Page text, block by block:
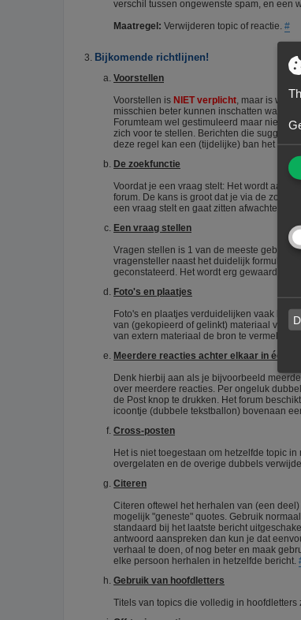
verschil tussen ongewenste spam, en een
Maatregel: Verwijderen topic of reactie. #
Bijkomende richtlijnen!
Voorstellen
Voorstellen is NIET verplicht , maar is wel
misschien beter kunnen inschatten wat je
Forumteam wel gestimuleerd maar niet
zich voor te stellen. Berichten die
deze regel kan een (tijdelijke) ban het
De zoekfunctie
Voordat je een vraag stelt: Het wordt
forum. De kans is groot dat je via de
een vraag stelt en gaat zitten afwachten
Een vraag stellen
Vragen stellen is 1 van de meeste
vragensteller naast het duidelijk
geconstateerd. Het wordt erg gewaardeerd
Foto's en plaatjes
Foto's en plaatjes verduidelijken vaak het
van (gekopieerd of gelinkt) materiaal van
van extern materiaal de bron te vermelden.
Meerdere reacties achter elkaar in één
Denk hierbij aan als je bijvoorbeeld
over meerdere reacties. Per ongeluk
de Post knop te drukken. Het forum
icoontje (dubbele tekstballon) bovenaan
Cross-posten
Het is niet toegestaan om hetzelfde topic
overgelaten en de overige dubbels
Citeren
Citeren oftewel het herhalen van (een
mogelijk "geneste" quotes. Gebruik
standaard bij het laatste bericht
antwoord aanspreken dan kun je dat
verhaal te doen, of nog beter en maak
elke persoon herhalen in hetzelfde bericht.
Gebruik van hoofdletters
Titels van topics die volledig in